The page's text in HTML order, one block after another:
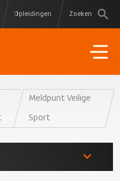
Opleidingen Zoeken
Meldpunt Veilige
Sport